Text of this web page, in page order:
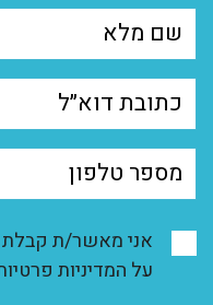
אני מאשר/ת קבלת
על המדיניות